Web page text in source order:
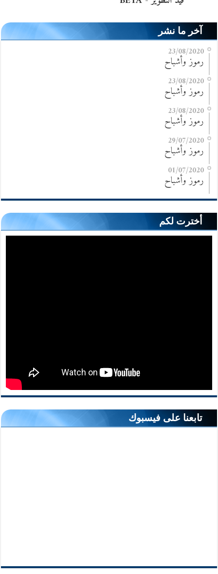
آخر ما نشر
23/08/2020
رموز وأشباح
23/08/2020
رموز وأشباح
23/08/2020
رموز وأشباح
29/07/2020
رموز وأشباح
01/07/2020
رموز وأشباح
أخترت لكم
تابعنا على فيسبوك